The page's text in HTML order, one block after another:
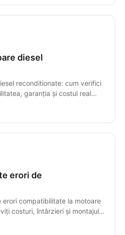
diesel
reconditionate: cum verifici
garanția și costul real
erori de
erori compatibilitate la motoare
costuri, întârzieri și montajul